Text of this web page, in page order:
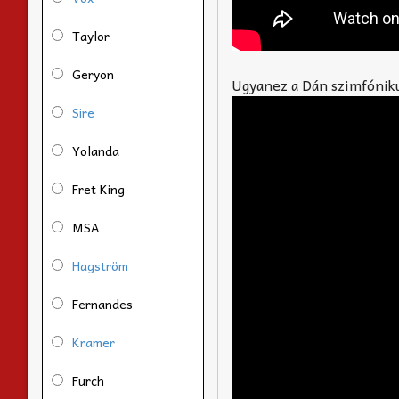
Ugyanez a Dán
Taylor
Geryon
Sire
Yolanda
Fret King
MSA
Hagström
Fernandes
Kramer
Furch